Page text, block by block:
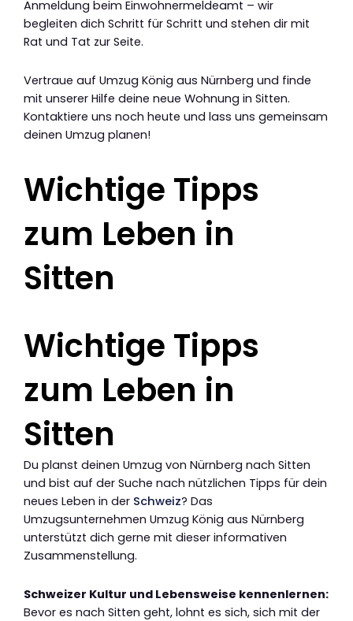
Anmeldung beim Einwohnermeldeamt – wir
begleiten dich Schritt für Schritt und stehen dir mit
Rat und Tat zur Seite.
Vertraue auf Umzug König aus Nürnberg und finde
mit unserer Hilfe deine neue Wohnung in Sitten.
Kontaktiere uns noch heute und lass uns gemeinsam
deinen Umzug planen!
Wichtige Tipps
zum Leben in
Sitten
Wichtige Tipps
zum Leben in
Sitten
Du planst deinen Umzug von Nürnberg nach Sitten
und bist auf der Suche nach nützlichen Tipps für dein
neues Leben in der Schweiz? Das
Umzugsunternehmen Umzug König aus Nürnberg
unterstützt dich gerne mit dieser informativen
Zusammenstellung.
Schweizer Kultur und Lebensweise kennenlernen:
Bevor es nach Sitten geht, lohnt es sich, sich mit der